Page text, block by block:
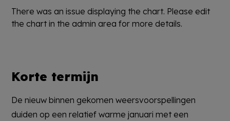
There was an issue displaying the chart. Please edit
the chart in the admin area for more details.
Korte termijn
De nieuw binnen gekomen weersvoorspellingen
duiden op een relatief warme januari met een